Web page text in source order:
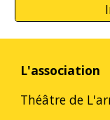
L'association
Théâtre de